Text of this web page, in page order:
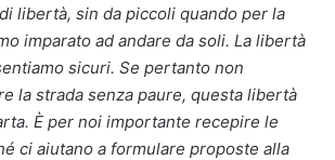
libertà, sin da piccoli quando per la
imparato ad andare da soli. La libertà
sicuri. Se pertanto non
la strada senza paure, questa libertà
È per noi importante recepire le
ci aiutano a formulare proposte alla